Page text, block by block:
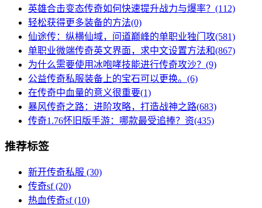
英雄合击变态传奇如何快速提升战力与爆率？(112)
轻松获得更多装备的方法(0)
仙途传：纵横仙域，问道巅峰的单职业独门攻(581)
单职业微端传奇英文界面，求中文设置方法和(867)
为什么需要使用冰咆哮技能进行传奇攻沙？(9)
公益传奇私服装备上的宝石可以更换。(6)
在传奇中血量的意义很重要(1)
暴风传奇之路：进阶攻略，打造战神之路(683)
传奇1.76怀旧版手游：哪款最受追捧？资(435)
推荐标签
新开传奇私服 (30)
传奇sf(20)
热血传奇sf(10)